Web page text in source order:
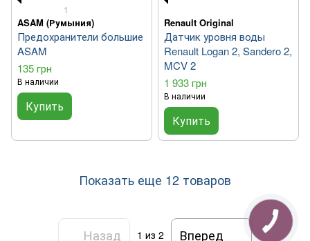
1
ASAM (Румыния)
Предохранители большие
ASAM
135 грн
В наличии
Купить
Renault Original
Датчик уровня воды
Renault Logan 2, Sandero 2,
MCV 2
1 933 грн
В наличии
Купить
Показать еще 12 товаров
Назад 1 из 2 Вперед